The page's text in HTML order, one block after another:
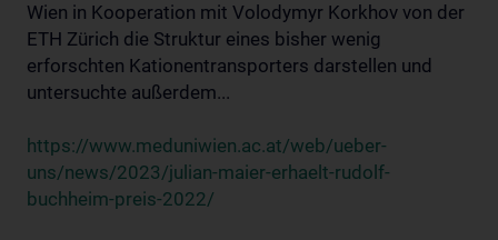
Wien in Kooperation mit Volodymyr Korkhov von der
ETH Zürich die Struktur eines bisher wenig
erforschten Kationentransporters darstellen und
untersuchte außerdem...
https://www.meduniwien.ac.at/web/ueber-
uns/news/2023/julian-maier-erhaelt-rudolf-
buchheim-preis-2022/